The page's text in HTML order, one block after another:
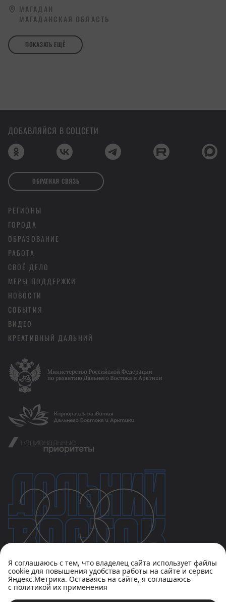
МАГАДАН
МАГАДАНСКАЯ ОБЛАСТЬ
ПОКАЗАТЬ ЕЩЁ
Я соглашаюсь с тем, что владелец сайта использует файлы
cookie для повышения удобства работы на сайте и сервис
Яндекс.Метрика. Оставаясь на сайте, я соглашаюсь
с политикой их применения
РЕГИОНЫ
ГОРОДА
ОБРАЗОВАНИЕ
РАБОТА
СВОЁ ДЕЛО
МЕРЫ ПОДДЕРЖКИ
НОВОСТИ
СОБЫТИЯ
ВИДЕО
КРЕАТИВНЫЙ ДАЛЬНИЙ
ДОБАВЛЯЙСЯ В СОЦСЕТИ
Политика конфиденциальности
Пользовательское соглашение
ОБРАТНАЯ СВЯЗЬ